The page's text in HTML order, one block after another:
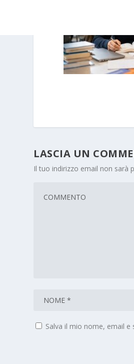
LASCIA UN
Il tuo indirizzo email non sarà
Salva il mio nome, email